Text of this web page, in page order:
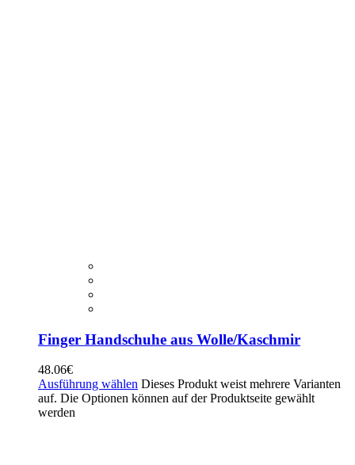
Finger Handschuhe aus Wolle/Kaschmir
48.06€
Ausführung wählen Dieses Produkt weist mehrere Varianten
auf. Die Optionen können auf der Produktseite gewählt
werden